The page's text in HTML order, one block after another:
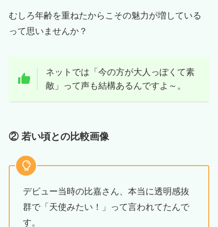
むしろ年齢を重ねたからこその魅力が増している
って思いませんか？
ネットでは「今の方が大人っぽくて素
敵」って声も結構あるんですよ～。
② 若い頃との比較画像
デビュー当時の比嘉さん、本当に透明感抜
群で「天使みたい！」って言われてたんで
す。